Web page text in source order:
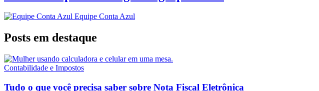
Equipe Conta Azul
Posts em destaque
Contabilidade e Impostos
Tudo o que você precisa saber sobre Nota Fiscal Eletrônica